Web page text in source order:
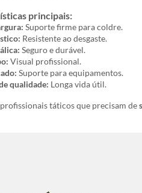
principais:
Suporte firme para coldre.
Resistente ao desgaste.
Seguro e durável.
Visual profissional.
Suporte para equipamentos.
qualidade: Longa vida útil.
táticos que precisam de